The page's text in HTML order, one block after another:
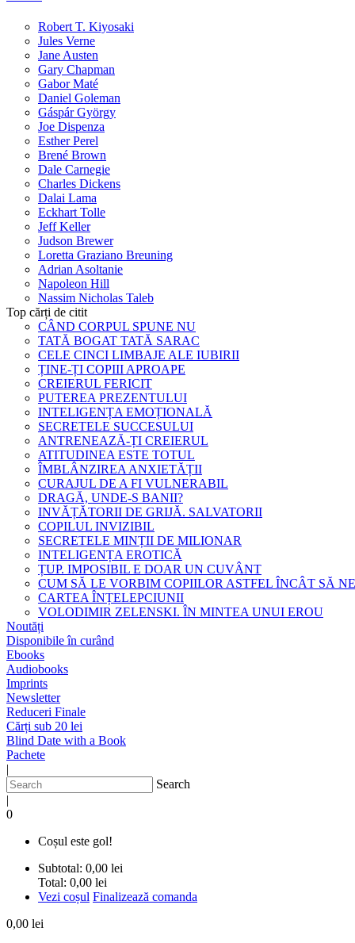
Robert T. Kiyosaki
Jules Verne
Jane Austen
Gary Chapman
Gabor Maté
Daniel Goleman
Gáspár György
Joe Dispenza
Esther Perel
Brené Brown
Dale Carnegie
Charles Dickens
Dalai Lama
Eckhart Tolle
Jeff Keller
Judson Brewer
Loretta Graziano Breuning
Adrian Asoltanie
Napoleon Hill
Nassim Nicholas Taleb
Top cărți de citit
CÂND CORPUL SPUNE NU
TATĂ BOGAT TATĂ SARAC
CELE CINCI LIMBAJE ALE IUBIRII
ȚINE-ȚI COPIII APROAPE
CREIERUL FERICIT
PUTEREA PREZENTULUI
INTELIGENȚA EMOȚIONALĂ
SECRETELE SUCCESULUI
ANTRENEAZĂ-ȚI CREIERUL
ATITUDINEA ESTE TOTUL
ÎMBLÂNZIREA ANXIETĂȚII
CURAJUL DE A FI VULNERABIL
DRAGĂ, UNDE-S BANII?
INVĂȚĂTORII DE GRIJĂ. SALVATORII
COPILUL INVIZIBIL
SECRETELE MINȚII DE MILIONAR
INTELIGENȚA EROTICĂ
ȚUP. IMPOSIBIL E DOAR UN CUVÂNT
CUM SĂ LE VORBIM COPIILOR ASTFEL ÎNCÂT SĂ
CARTEA ÎNȚELEPCIUNII
VOLODIMIR ZELENSKI. ÎN MINTEA UNUI EROU
Noutăți
Disponibile în curând
Ebooks
Audiobooks
Imprints
Newsletter
Reduceri Finale
Cărți sub 20 lei
Blind Date with a Book
Pachete
|
Search
|
0
Coșul este gol!
Subtotal: 0,00 lei
Total: 0,00 lei
Vezi coșul Finalizează comanda
0,00 lei